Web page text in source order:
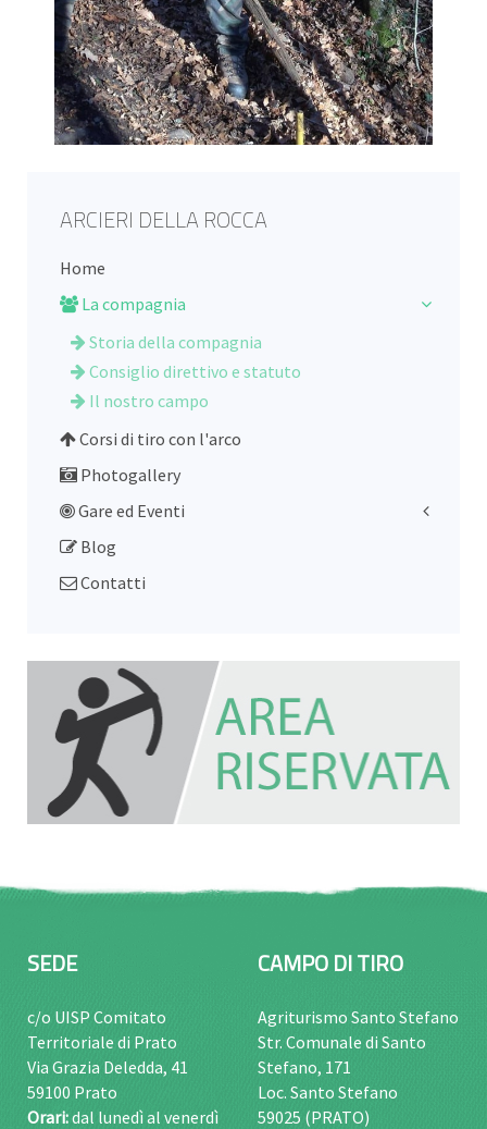
ARCIERI DELLA ROCCA
Home
La compagnia
Storia della compagnia
Consiglio direttivo e statuto
Il nostro campo
Corsi di tiro con l'arco
Photogallery
Gare ed Eventi
Blog
Contatti
SEDE
c/o UISP Comitato
Territoriale di Prato
Via Grazia Deledda, 41
59100 Prato
Orari:dal lunedì al venerdì
CAMPO DI TIRO
Agriturismo Santo Stefano
Str. Comunale di Santo
Stefano, 171
Loc. Santo Stefano
59025 (PRATO)